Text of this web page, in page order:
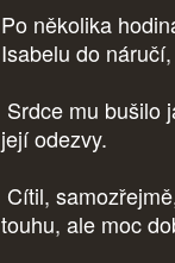
Po několika
Isabelu do
Srdce mu bušilo
její odezvy.
Cítil,
touhu, ale moc